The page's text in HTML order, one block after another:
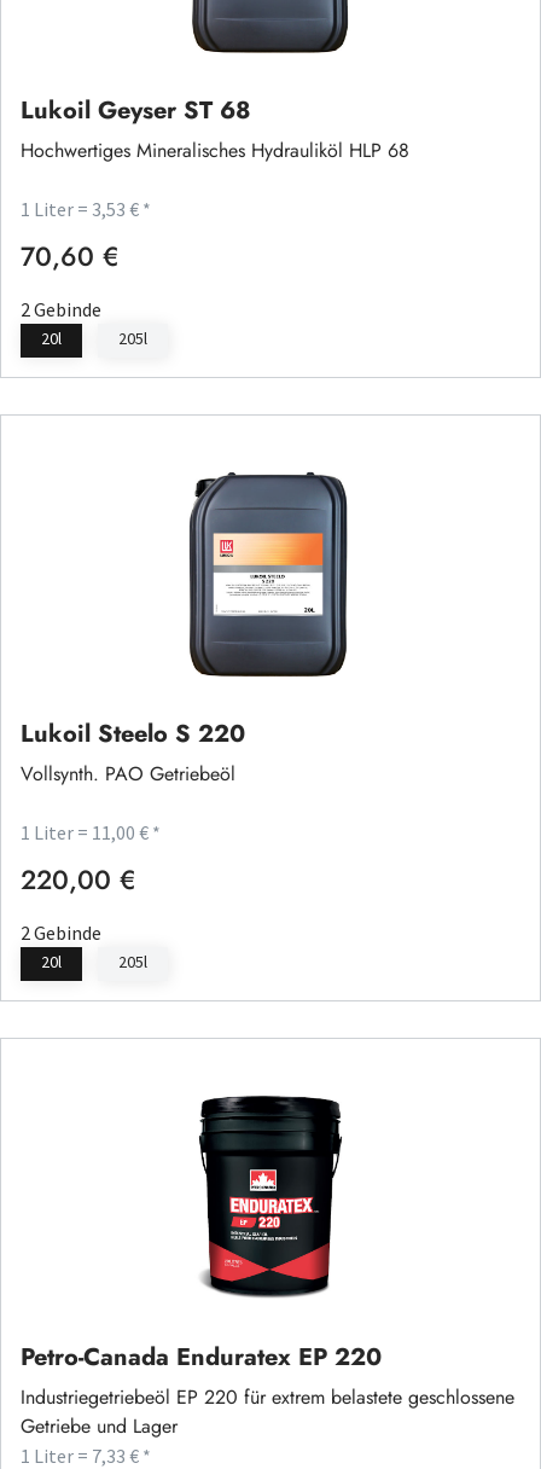
Lukoil Geyser ST 68
Hochwertiges Mineralisches Hydrauliköl HLP 68
1 Liter = 3,53 € *
Regulärer Preis:
70,60 €
2 Gebinde
20l 205l
Lukoil Steelo S 220
Vollsynth. PAO Getriebeöl
1 Liter = 11,00 € *
Regulärer Preis:
220,00 €
2 Gebinde
20l 205l
Petro-Canada Enduratex EP 220
Industriegetriebeöl EP 220 für extrem belastete geschlossene
Getriebe und Lager
1 Liter = 7,33 € *